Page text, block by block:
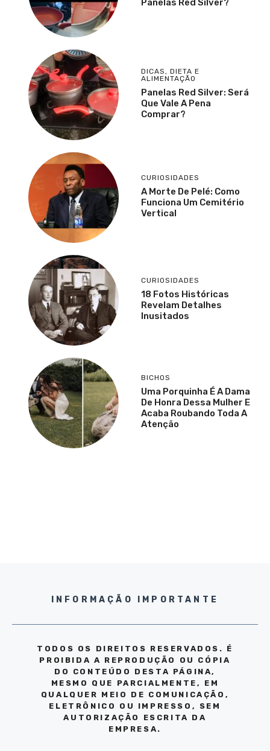
Panelas Red Silver?
DICAS , DIETA E
ALIMENTAÇÃO
Panelas Red Silver: Será
Que Vale A Pena
Comprar?
CURIOSIDADES
A Morte De Pelé: Como
Funciona Um Cemitério
Vertical
CURIOSIDADES
18 Fotos Históricas
Revelam Detalhes
Inusitados
BICHOS
Uma Porquinha É A Dama
De Honra Dessa Mulher E
Acaba Roubando Toda A
Atenção
INFORMAÇÃO IMPORTANTE
TODOS OS DIREITOS RESERVADOS. É
PROIBIDA A REPRODUÇÃO OU CÓPIA
DO CONTEÚDO DESTA PÁGINA,
MESMO QUE PARCIALMENTE, EM
QUALQUER MEIO DE COMUNICAÇÃO,
ELETRÔNICO OU IMPRESSO, SEM
AUTORIZAÇÃO ESCRITA DA
EMPRESA.